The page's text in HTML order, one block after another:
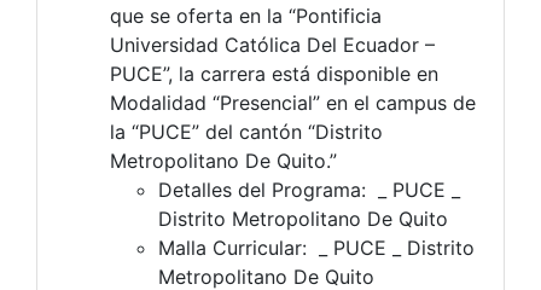
que se oferta en la “Pontificia
Universidad Católica Del Ecuador –
PUCE”, la carrera está disponible en
Modalidad “Presencial” en el campus de
la “PUCE” del cantón “Distrito
Metropolitano De Quito.”
Detalles del Programa: _ PUCE _
Distrito Metropolitano De Quito
Malla Curricular: _ PUCE _ Distrito
Metropolitano De Quito